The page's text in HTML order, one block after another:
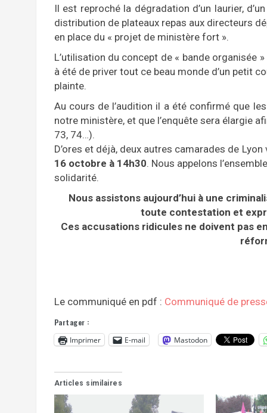
Il est reproché la dégradation d’un laurier,
distribution de plateaux repas aux directeurs
en place du « projet de ministère fort ».
L’utilisation du concept de « bande organisée
à été de priver tout ce beau monde d’un petit
plainte.
Au cours de l’audition il a été confirmé que
notre ministère, et que l’enquête sera élargie
73, 74…).
D’ores et déjà, deux autres camarades de
16 octobre à 14h30. Nous appelons
solidarité.
Nous assistons aujourd’hui à une
toute contestation et
Ces accusations ridicules ne doivent pas
Le communiqué en pdf : Communiqué de
Partager :
Imprimer
E-mail Mastodon
Articles similaires